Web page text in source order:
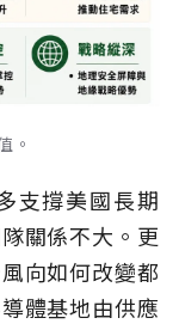
。
支撐美國長期
關係不大。更
向如何改變都
體基地由供應